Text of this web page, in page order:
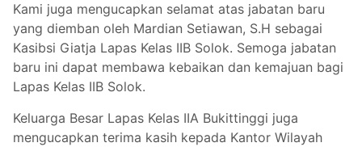
Kami juga mengucapkan selamat atas jabatan baru
yang diemban oleh Mardian Setiawan, S.H sebagai
Kasibsi Giatja Lapas Kelas IIB Solok. Semoga jabatan
baru ini dapat membawa kebaikan dan kemajuan bagi
Lapas Kelas IIB Solok.
Keluarga Besar Lapas Kelas IIA Bukittinggi juga
mengucapkan terima kasih kepada Kantor Wilayah